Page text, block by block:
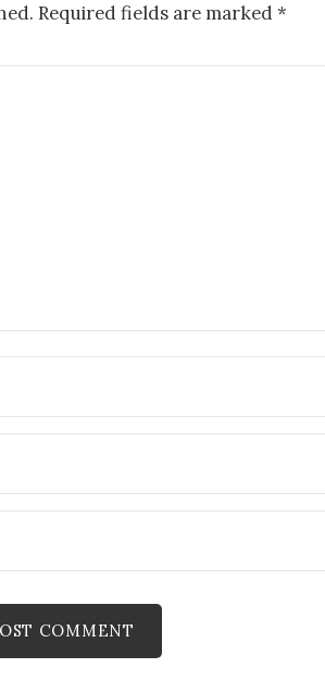
Required fields are marked *